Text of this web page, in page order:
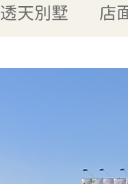
透天別墅 店